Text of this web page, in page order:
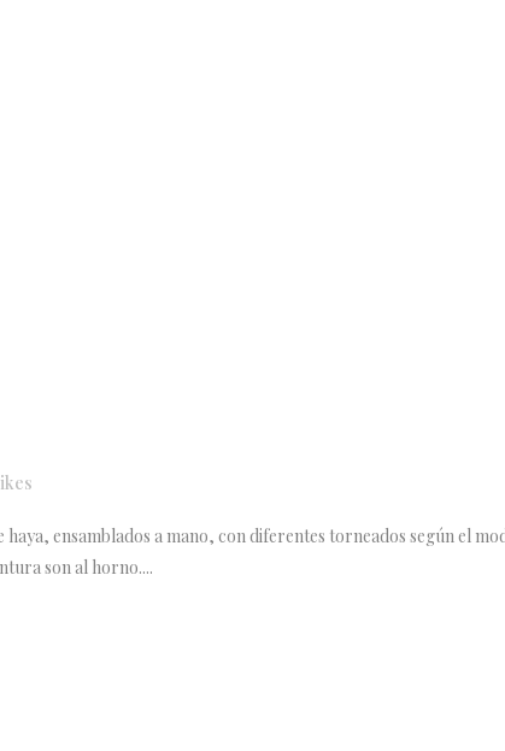
ensamblados a mano, con diferentes torneados según el
son al horno....